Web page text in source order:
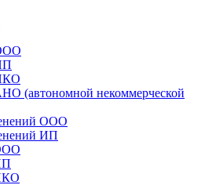
(автономной некоммерческой
ООО
ИП